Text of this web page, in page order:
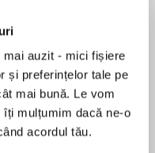
auzit - mici fișiere
și preferințelor tale pe
mai bună. Le vom
mulțumim dacă ne-o
acordul tău.
of the Elder Days,